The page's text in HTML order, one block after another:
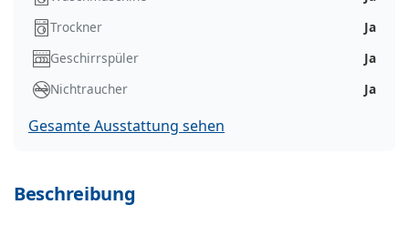
Trockner
Ja
Geschirrspüler
Ja
Nichtraucher
Ja
Gesamte Ausstattung sehen
Beschreibung